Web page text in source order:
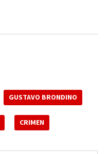
GUSTAVO BRONDINO
CRIMEN